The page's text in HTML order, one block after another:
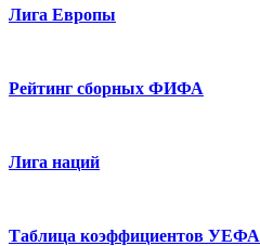
Лига Европы
Рейтинг сборных ФИФА
Лига наций
Таблица коэффициентов УЕФА